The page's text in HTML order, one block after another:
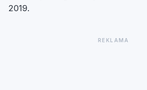
2019.